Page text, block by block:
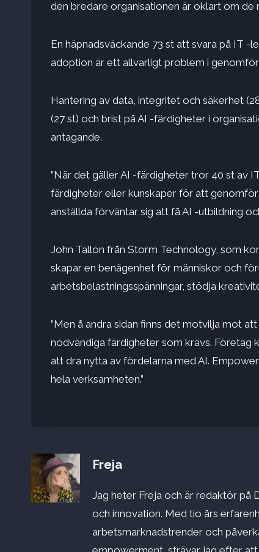
den bredare organisationen är oklart om de
En häpnadsväckande 73 st att svara på IT
adoption är ett allvarligt problem i
Hantering av data, integritet och säkerhet
(27 st) och brist på AI -färdigheter i
antagande.
”När det gäller AI -färdigheter tror 40 st av
färdigheter eller kunskaper för att
anställda förväntar sig att få AI -utbildning
John Tallon från Storm Technology, som
skapar en benägenhet för människor och
arbetsbelastningsspänningar, stödja
”Men å andra sidan finns det motvilja mot
nödvändiga färdigheter som krävs.
att dra nytta av fördelarna med AI.
hela verksamheten.”
Freja
Jag heter Freja och är redaktör på
och innovation. Med tio års
arbetsmarknadstrender och